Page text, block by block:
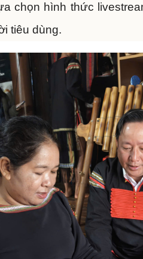
chọn hình thức
tiêu dùng.